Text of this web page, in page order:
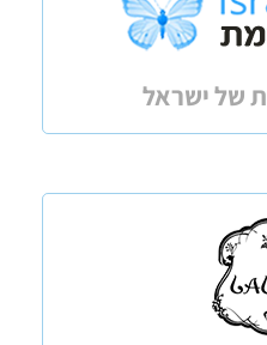
של ישראל